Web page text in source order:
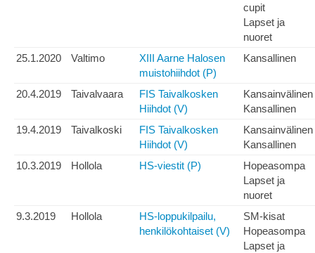
cupit
Lapset ja
nuoret
25.1.2020
Valtimo
XIII Aarne Halosen
muistohiihdot (P)
Kansallinen
20.4.2019 Taivalvaara
FIS Taivalkosken
Hiihdot (V)
Kansainvälinen
Kansallinen
19.4.2019
Taivalkoski
FIS Taivalkosken
Hiihdot (V)
Kansainvälinen
Kansallinen
10.3.2019
Hollola HS-viestit (P)
Hopeasompa
Lapset ja
nuoret
9.3.2019
Hollola
HS-loppukilpailu,
henkilökohtaiset (V)
SM-kisat
Hopeasompa
Lapset ja